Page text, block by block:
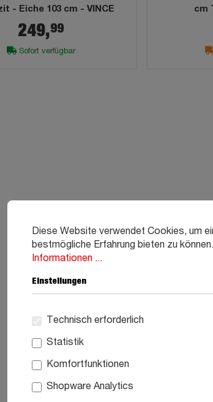
- Eiche 103 cm - VINCE
249,99
Sofort verfügbar
cm
Diese Website verwendet Cookies, um
bestmögliche Erfahrung bieten zu können.
Informationen ...
Einstellungen
Technisch erforderlich
Statistik
Komfortfunktionen
Shopware Analytics